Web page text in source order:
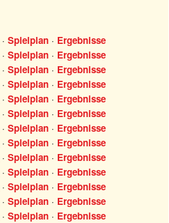
· Spielplan · Ergebnisse
· Spielplan · Ergebnisse
· Spielplan · Ergebnisse
· Spielplan · Ergebnisse
· Spielplan · Ergebnisse
· Spielplan · Ergebnisse
· Spielplan · Ergebnisse
· Spielplan · Ergebnisse
· Spielplan · Ergebnisse
· Spielplan · Ergebnisse
· Spielplan · Ergebnisse
· Spielplan · Ergebnisse
· Spielplan · Ergebnisse